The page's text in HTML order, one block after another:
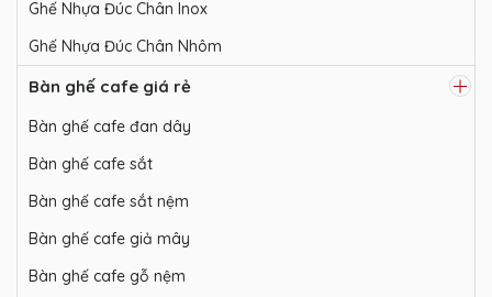
Ghế Nhựa Đúc Chân Inox
Ghế Nhựa Đúc Chân Nhôm
Bàn ghế cafe giá rẻ
Bàn ghế cafe đan dây
Bàn ghế cafe sắt
Bàn ghế cafe sắt nệm
Bàn ghế cafe giả mây
Bàn ghế cafe gỗ nệm